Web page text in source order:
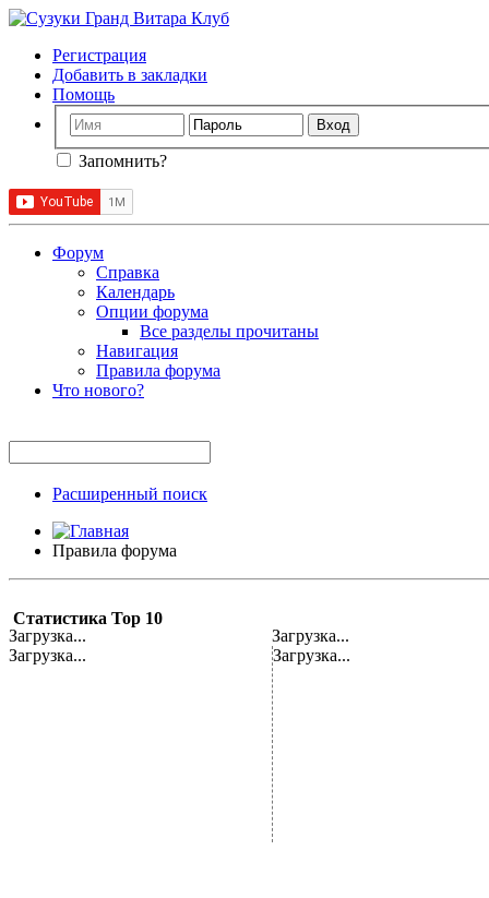
Регистрация
Добавить в закладки
Помощь
Запомнить?
Форум
Справка
Календарь
Опции форума
Все разделы прочитаны
Навигация
Правила форума
Что нового?
Расширенный поиск
Правила форума
Статистика Top 10
Загрузка...
Загрузка...
Загрузка...
Загрузка...